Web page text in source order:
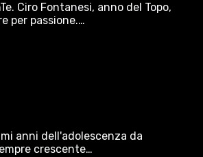
Ciro Fontanesi, anno del Topo,
per passione.…
anni dell'adolescenza da
crescente…